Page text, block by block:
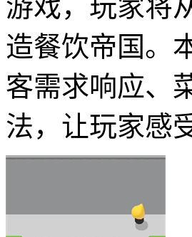
游戏，玩家将
造餐饮帝国。
客需求响应、
法，让玩家感